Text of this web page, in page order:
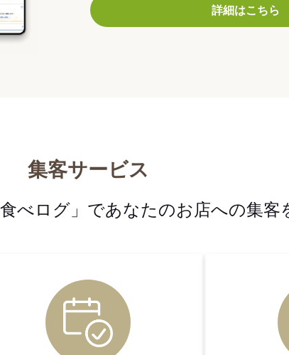
詳細はこちら
集客サービス
べログ」であなたのお店への集客